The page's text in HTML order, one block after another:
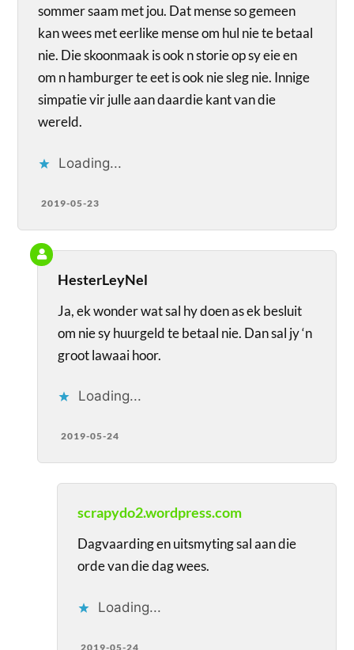
sommer saam met jou. Dat mense so gemeen
kan wees met eerlike mense om hul nie te betaal
nie. Die skoonmaak is ook n storie op sy eie en
om n hamburger te eet is ook nie sleg nie. Innige
simpatie vir julle aan daardie kant van die
wereld.
Loading...
2019-05-23
HesterLeyNel
Ja, ek wonder wat sal hy doen as ek besluit
om nie sy huurgeld te betaal nie. Dan sal jy ‘n
groot lawaai hoor.
Loading...
2019-05-24
scrapydo2.wordpress.com
Dagvaarding en uitsmyting sal aan die
orde van die dag wees.
Loading...
2019-05-24